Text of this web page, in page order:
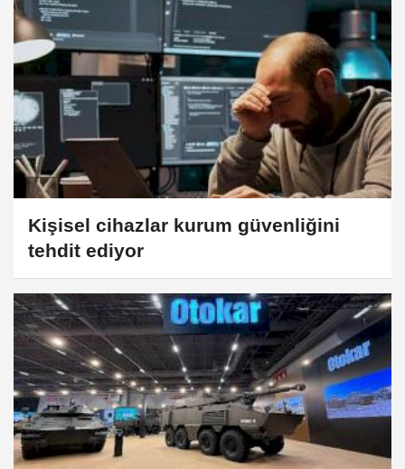
Kişisel cihazlar kurum güvenliğini
tehdit ediyor